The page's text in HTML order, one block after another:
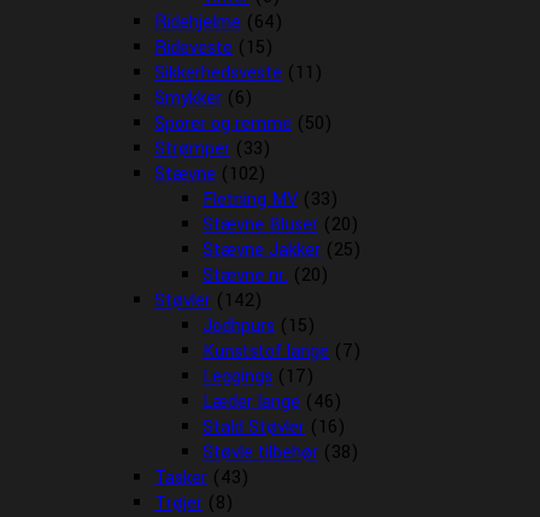
Ridehjelme (64)
Rideveste (15)
Sikkerhedsveste (11)
Smykker (6)
Sporer og remme (50)
Strømper (33)
Stævne (102)
Fletning MV (33)
Stævne Bluser (20)
Stævne Jakker (25)
Stævne nr. (20)
Støvler (142)
Jodhpurs (15)
Kunststof lange (7)
Leggings (17)
Læder lange (46)
Stald Støvler (16)
Støvle tilbehør (38)
Tasker (43)
Trøjer (8)